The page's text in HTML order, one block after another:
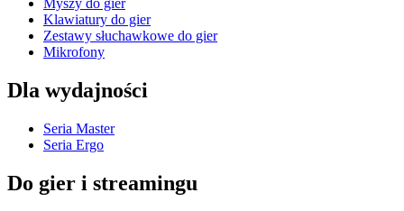
Myszy do gier
Klawiatury do gier
Zestawy słuchawkowe do gier
Mikrofony
Dla wydajności
Seria Master
Seria Ergo
Do gier i streamingu